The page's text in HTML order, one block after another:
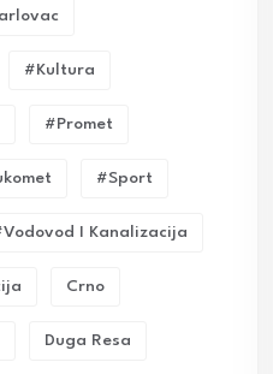
#kultura
#promet
#sport
I Kanalizacija
Crno
Duga Resa